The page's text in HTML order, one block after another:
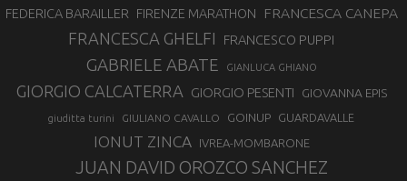
FEDERICA BARAILLER FIRENZE MARATHON FRANCESCA CANEPA
FRANCESCA GHELFI FRANCESCO PUPPI
GABRIELE ABATE GIANLUCA GHIANO
GIORGIO CALCATERRA GIORGIO PESENTI GIOVANNA EPIS
giuditta turini GIULIANO CAVALLO GOINUP GUARDAVALLE
IONUT ZINCA IVREA-MOMBARONE
JUAN DAVID OROZCO SANCHEZ